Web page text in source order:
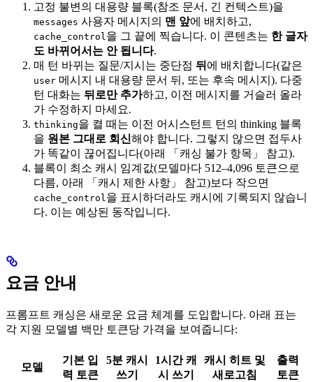
고정 불변의 대용량 블록(참조 문서, 긴 컨텍스트)을
messages 사용자 메시지의 맨 앞에 배치하고,
cache_control을 그 끝에 찍습니다. 이 콘텐츠는 한 글자
도 바뀌어서는 안 됩니다.
매 턴 바뀌는 질문/지시는 중단점 뒤 에 배치합니다(같은
user 메시지 내 대용량 문서 뒤, 또는 후속 메시지). 다중
턴 대화는 뒤로만 추가하고, 이전 메시지를 거슬러 올라
가 수정하지 마세요.
thinking을 켤 때는 이전 어시스턴트 턴의 thinking 블록
을 원본 그대로 회신해야 합니다. 그렇지 않으면 접두사
가 똑같이 끊어집니다(아래 「캐싱 불가 항목」 참고).
블록이 최소 캐시 임계값(모델마다 512–4,096 토큰으로
다름, 아래 「캐시 제한 사항」 참고)보다 작으면
cache_control을 표시하더라도 캐시에 기록되지 않습니
다. 이는 예상된 동작입니다.
요금 안내
프롬프트 캐싱은 새로운 요금 체계를 도입합니다. 아래 표는
각 지원 모델별 백만 토큰당 가격을 보여줍니다:
모델
기본 입
력 토큰
5분 캐시
쓰기
1시간 캐
시 쓰기
캐시 히트 및
새로고침
출력
토큰